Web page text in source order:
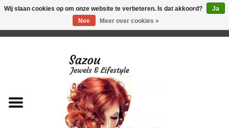
Just for Him
Wij slaan cookies op om onze website te verbeteren. Is dat akkoord?
Ja
Nee
Meer over cookies »